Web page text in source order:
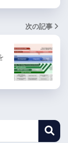
次の記事